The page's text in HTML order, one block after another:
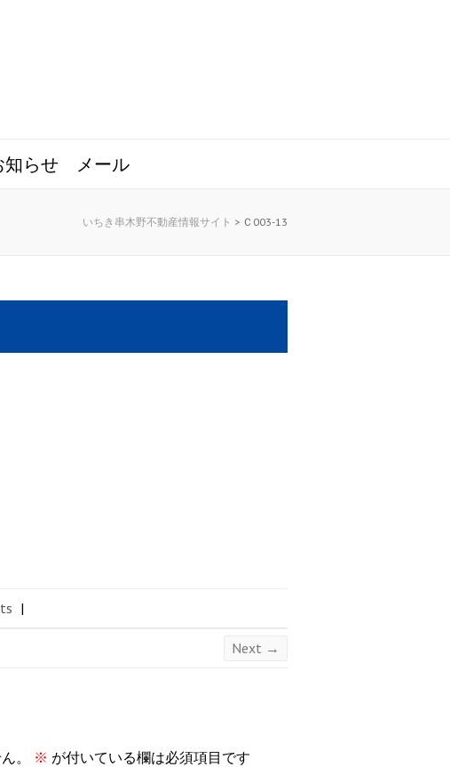
知らせ メール
いちき串木野不動産情報サイト > Ｃ003-13
|
Next →
。 ※ が付いている欄は必須項目です